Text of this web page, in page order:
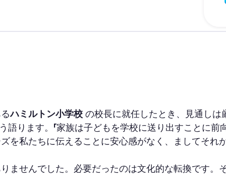
ハミルトン小学校 の校長に就任したとき、見通し
ります。「家族は子どもを学校に送り出すことに
私たちに伝えることに安心感がなく、ましてそれ
ませんでした。必要だったのは文化的な転換です